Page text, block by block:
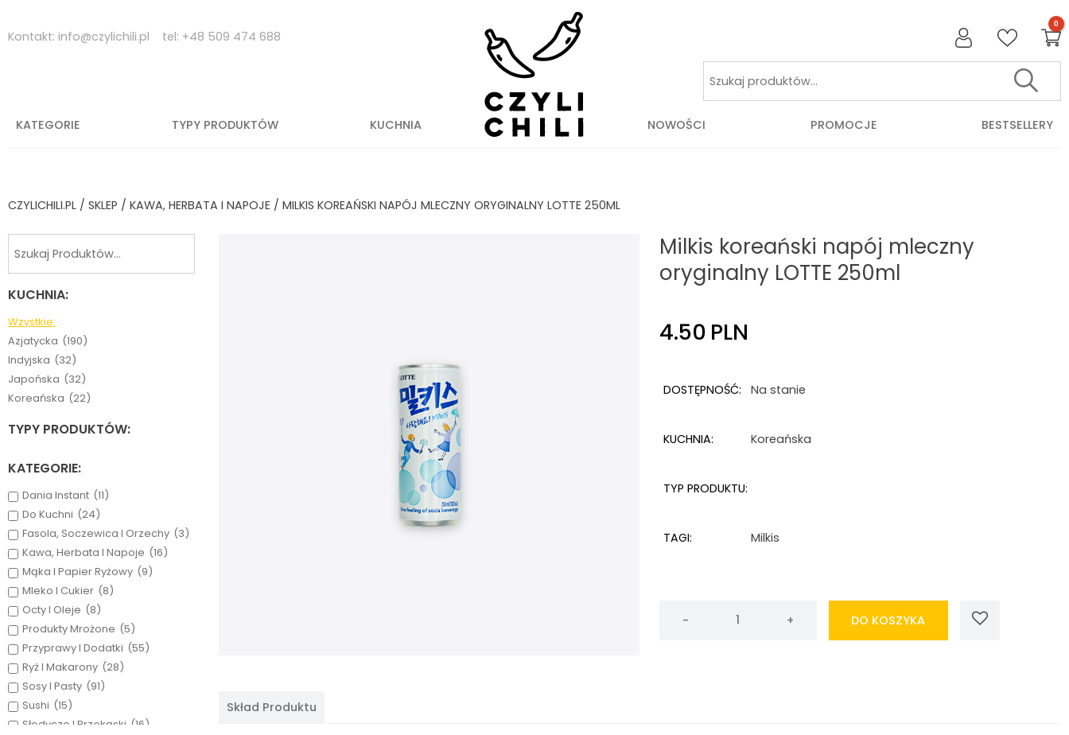
content
Kontakt: info@czylichili.pl tel: +48 509 474 688
KATEGORIE TYPY PRODUKTÓW KUCHNIA NOWOŚCI PROMOCJE BESTSELLERY
CZYLICHILI.PL / SKLEP / KAWA, HERBATA I NAPOJE / MILKIS KOREAŃSKI NAPÓJ MLECZNY ORYGINALNY LOTTE 250ML
KUCHNIA:
Wzystkie:
Azjatycka (190)
Indyjska (32)
Japońska (32)
Koreańska (22)
TYPY PRODUKTÓW:
KATEGORIE:
Dania Instant (11)
Do Kuchni (24)
Fasola, Soczewica I Orzechy (3)
Kawa, Herbata I Napoje (16)
Mąka I Papier Ryżowy (9)
Mleko I Cukier (8)
Octy I Oleje (8)
Produkty Mrożone (5)
Przyprawy I Dodatki (55)
Ryż I Makarony (28)
Sosy I Pasty (91)
Sushi (15)
Słodycze I Przekąski (16)
Milkis koreański napój mleczny
oryginalny LOTTE 250ml
4.50 PLN
DOSTĘPNOŚĆ: Na stanie
KUCHNIA: Koreańska
TYP PRODUKTU:
TAGI: Milkis
Milkis
DO KOSZYKA
Skład Produktu